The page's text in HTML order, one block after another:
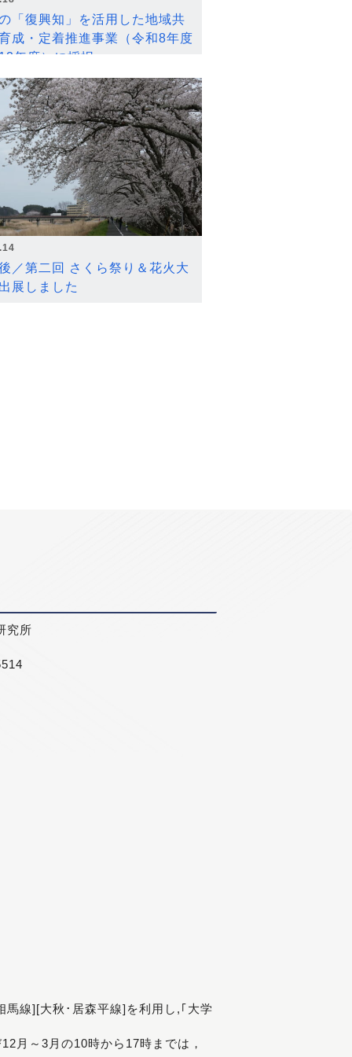
「復興知」を活用した地域共
成・定着推進事業（令和8年度
年度）に採択
／第二回 さくら祭り＆花火大
展しました
究所
線][大秋･居森平線]を利用し,｢大学
月～3月の10時から17時までは，